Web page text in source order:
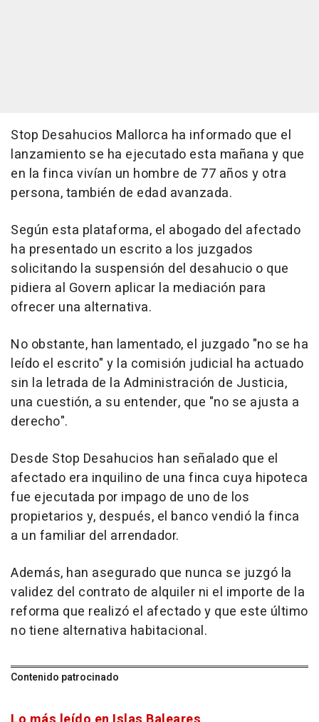
Stop Desahucios Mallorca ha informado que el
lanzamiento se ha ejecutado esta mañana y que
en la finca vivían un hombre de 77 años y otra
persona, también de edad avanzada.
Según esta plataforma, el abogado del afectado
ha presentado un escrito a los juzgados
solicitando la suspensión del desahucio o que
pidiera al Govern aplicar la mediación para
ofrecer una alternativa.
No obstante, han lamentado, el juzgado "no se ha
leído el escrito" y la comisión judicial ha actuado
sin la letrada de la Administración de Justicia,
una cuestión, a su entender, que "no se ajusta a
derecho".
Desde Stop Desahucios han señalado que el
afectado era inquilino de una finca cuya hipoteca
fue ejecutada por impago de uno de los
propietarios y, después, el banco vendió la finca
a un familiar del arrendador.
Además, han asegurado que nunca se juzgó la
validez del contrato de alquiler ni el importe de la
reforma que realizó el afectado y que este último
no tiene alternativa habitacional.
Contenido patrocinado